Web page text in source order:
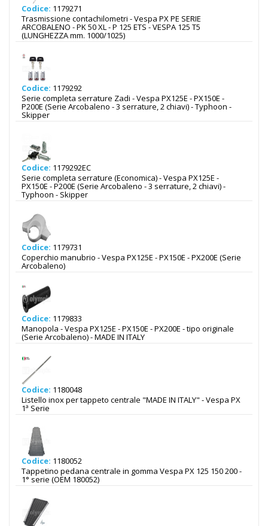
Codice: 1179271
Trasmissione contachilometri - Vespa PX PE SERIE
ARCOBALENO - PK 50 XL - P 125 ETS - VESPA 125 T5
(LUNGHEZZA mm. 1000/1025)
Codice: 1179292
Serie completa serrature Zadi - Vespa PX125E - PX150E -
P200E (Serie Arcobaleno - 3 serrature, 2 chiavi) - Typhoon -
Skipper
Codice: 1179292EC
Serie completa serrature (Economica) - Vespa PX125E -
PX150E - P200E (Serie Arcobaleno - 3 serrature, 2 chiavi) -
Typhoon - Skipper
Codice: 1179731
Coperchio manubrio - Vespa PX125E - PX150E - PX200E (Serie
Arcobaleno)
Codice: 1179833
Manopola - Vespa PX125E - PX150E - PX200E - tipo originale
(Serie Arcobaleno) - MADE IN ITALY
Codice: 1180048
Listello inox per tappeto centrale "MADE IN ITALY" - Vespa PX
1ª Serie
Codice: 1180052
Tappetino pedana centrale in gomma Vespa PX 125 150 200 -
1° serie (OEM 180052)